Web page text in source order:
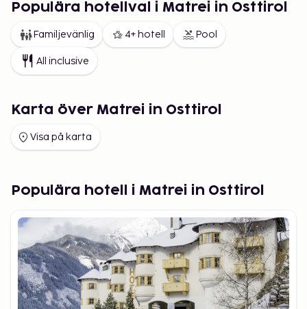
Populära hotellval i Matrei in Osttirol
Familjevänlig 4+ hotell Pool
All inclusive
Karta över Matrei in Osttirol
Visa på karta
Populära hotell i Matrei in Osttirol